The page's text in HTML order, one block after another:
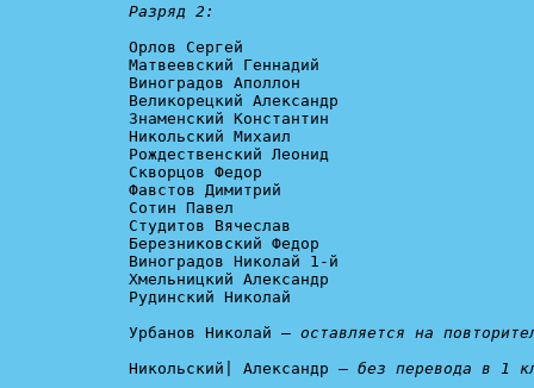
Разряд 2:
Орлов Сергей
Матвеевский Геннадий
Виноградов Аполлон
Великорецкий Александр
Знаменский Константин
Никольский Михаил
Рождественский Леонид
Скворцов Федор
Фавстов Димитрий
Сотин Павел
Студитов Вячеслав
Березниковский Федор
Виноградов Николай 1-й
Хмельницкий Александр
Рудинский Николай
Урбанов Николай — оставляется на
Никольский| Александр — без перевода в 1